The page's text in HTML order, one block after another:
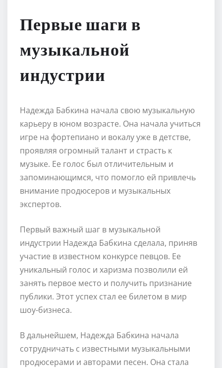
Первые шаги в
музыкальной
индустрии
Надежда Бабкина начала свою музыкальную
карьеру в юном возрасте. Она начала учиться
игре на фортепиано и вокалу уже в детстве,
проявляя огромный талант и страсть к
музыке. Ее голос был отличительным и
запоминающимся, что помогло ей привлечь
внимание продюсеров и музыкальных
экспертов.
Первый важный шаг в музыкальной
индустрии Надежда Бабкина сделала, приняв
участие в известном конкурсе певцов. Ее
уникальный голос и харизма позволили ей
занять первое место и получить признание
публики. Этот успех стал ее билетом в мир
шоу-бизнеса.
В дальнейшем, Надежда Бабкина начала
сотрудничать с известными музыкальными
продюсерами и авторами песен. Она стала